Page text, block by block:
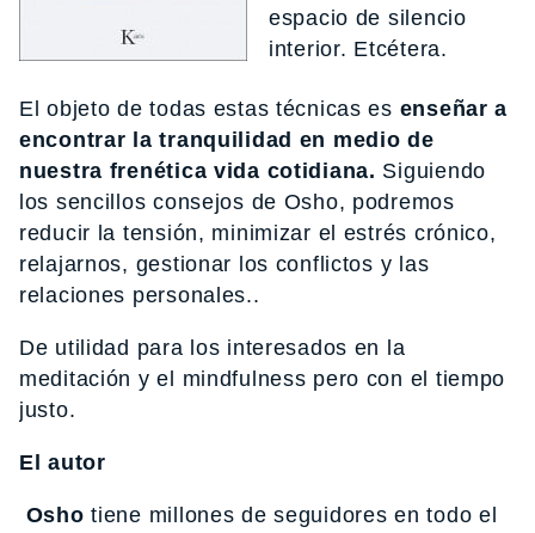
espacio de silencio
interior. Etcétera.
El objeto de todas estas técnicas es enseñar a
encontrar la tranquilidad en medio de
nuestra frenética vida cotidiana. Siguiendo
los sencillos consejos de Osho, podremos
reducir la tensión, minimizar el estrés crónico,
relajarnos, gestionar los conflictos y las
relaciones personales..
De utilidad para los interesados en la
meditación y el mindfulness pero con el tiempo
justo.
El autor
Osho tiene millones de seguidores en todo el